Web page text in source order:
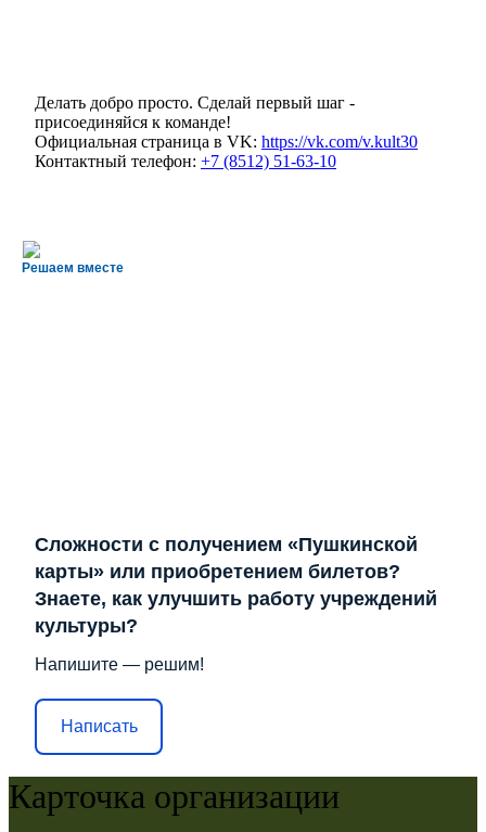
Делать добро просто. Сделай первый шаг -
присоединяйся к команде!
Официальная страница в VK: https://vk.com/v.kult30
Контактный телефон: +7 (8512) 51-63-10
Решаем вместе
Сложности с получением «Пушкинской
карты» или приобретением билетов?
Знаете, как улучшить работу учреждений
культуры?
Напишите — решим!
Написать
Карточка организации